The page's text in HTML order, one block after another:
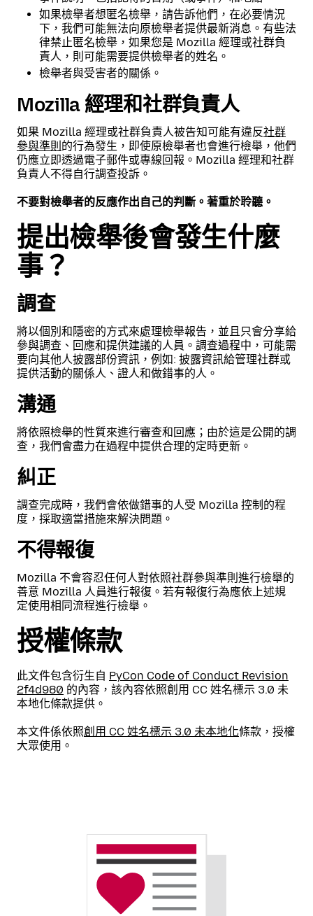
如果檢舉者想匿名檢舉，請告訴他們，在必要情況
下，我們可能無法向原檢舉者提供最新消息。有些法
律禁止匿名檢舉，如果您是 Mozilla 經理或社群負
責人，則可能需要提供檢舉者的姓名。
檢舉者與受害者的關係。
Mozilla 經理和社群負責人
如果 Mozilla 經理或社群負責人被告知可能有違反社群
參與準則 的行為發生，即使原檢舉者也會進行檢舉，他們
仍應立即透過電子郵件或專線回報。Mozilla 經理和社群
負責人不得自行調查投訴。
不要對檢舉者的反應作出自己的判斷。著重於聆聽。
提出檢舉後會發生什麼
事？
調查
將以個別和隱密的方式來處理檢舉報告，並且只會分享給
參與調查、回應和提供建議的人員。調查過程中，可能需
要向其他人披露部份資訊，例如: 披露資訊給管理社群或
提供活動的關係人、證人和做錯事的人。
溝通
將依照檢舉的性質來進行審查和回應；由於這是公開的調
查，我們會盡力在過程中提供合理的定時更新。
糾正
調查完成時，我們會依做錯事的人受 Mozilla 控制的程
度，採取適當措施來解決問題。
不得報復
Mozilla 不會容忍任何人對依照社群參與準則進行檢舉的
善意 Mozilla 人員進行報復。若有報復行為應依上述規
定使用相同流程進行檢舉。
授權條款
此文件包含衍生自 PyCon Code of Conduct Revision
2f4d980 的內容，該內容依照創用 CC 姓名標示 3.0 未
本地化條款提供。
本文件係依照創用 CC 姓名標示 3.0 未本地化條款，授權
大眾使用。